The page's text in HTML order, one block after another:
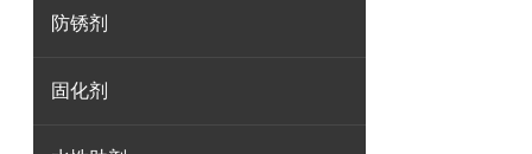
防锈剂
固化剂